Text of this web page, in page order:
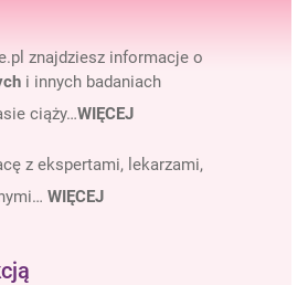
znajdziesz informacje o
i innych badaniach
ciąży…WIĘCEJ
z ekspertami, lekarzami,
WIĘCEJ